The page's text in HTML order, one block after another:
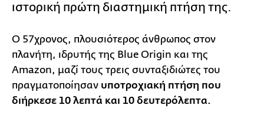
ιστορική πρώτη διαστημική πτήση της.
Ο 57χρονος, πλουσιότερος άνθρωπος στον
πλανήτη, ιδρυτής της Blue Origin και της
Amazon, μαζί τους τρεις συνταξιδιώτες του
πραγματοποίησαν υποτροχιακή πτήση που
διήρκεσε 10 λεπτά και 10 δευτερόλεπτα.